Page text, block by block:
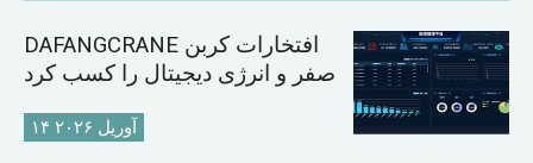
DAFANGCRANE افتخارات کربن
صفر و انرژی دیجیتال را کسب کرد
۱۴ آوریل ۲۰۲۶